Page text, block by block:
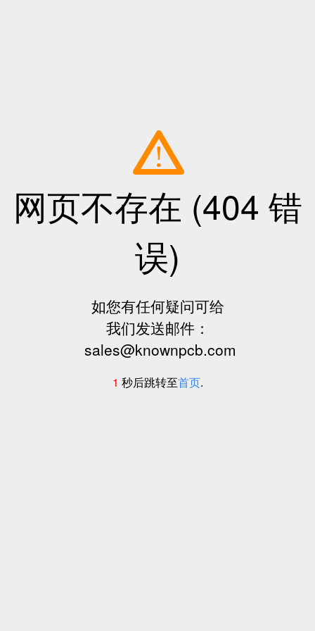
网页不存在 (404 错
误)
如您有任何疑问可给
我们发送邮件：
sales@knownpcb.com
1 秒后跳转至首页.